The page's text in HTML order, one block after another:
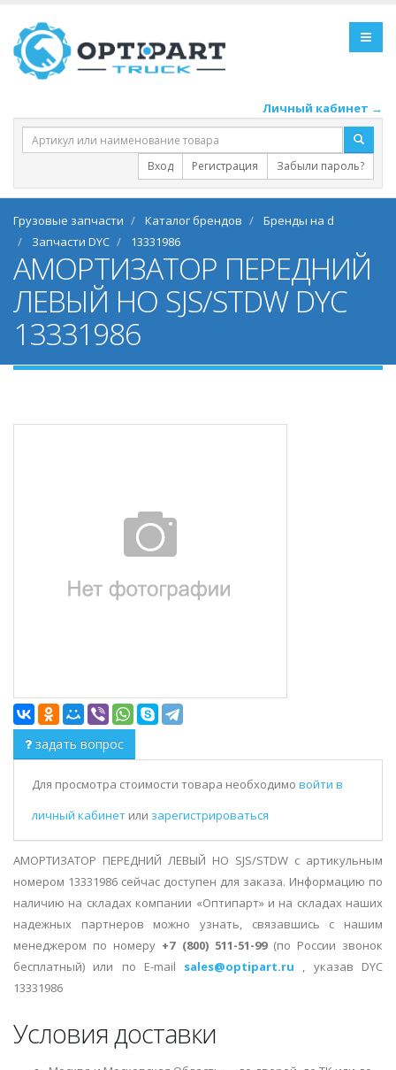
Личный кабинет →
Вход Регистрация Забыли пароль?
Грузовые запчасти Каталог брендов
Бренды на d
Запчасти DYC
13331986
АМОРТИЗАТОР ПЕРЕДНИЙ
ЛЕВЫЙ НО SJS/STDW DYC
13331986
задать вопрос
Для просмотра стоимости товара необходимо войти в
личный кабинет или зарегистрироваться
АМОРТИЗАТОР ПЕРЕДНИЙ ЛЕВЫЙ НО SJS/STDW с артикульным
номером 13331986 сейчас доступен для заказа. Информацию по
наличию на складах компании «Оптипарт» и на складах наших
надежных партнеров можно узнать, связавшись с нашим
менеджером по номеру +7 (800) 511-51-99(по России звонок
бесплатный) или по E-mail sales@optipart.ru
, указав DYC
13331986
Условия доставки